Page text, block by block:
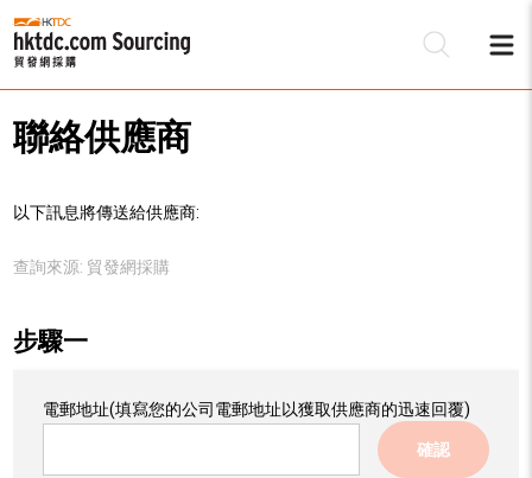
聯絡供應商
以下訊息將傳送給供應商:
查詢來源: 貿發網採購
步驟一
電郵地址(填寫您的公司電郵地址以獲取供應商的迅速回覆)
確認